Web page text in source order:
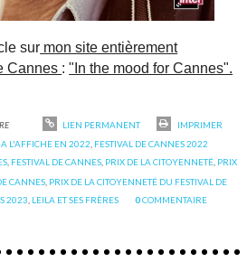
sur mon site entièrement
Cannes :"In the mood for Cannes".
LIEN PERMANENT
IMPRIMER
A L'AFFICHE EN 2022 FESTIVAL DE CANNES 2022
FESTIVAL DE CANNES PRIX DE LA CITOYENNETÉ PRIX
CANNES PRIX DE LA CITOYENNETÉ DU FESTIVAL DE
2023 LEILA ET SES FRÈRES 0COMMENTAIRE